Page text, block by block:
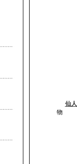
仙
物 的